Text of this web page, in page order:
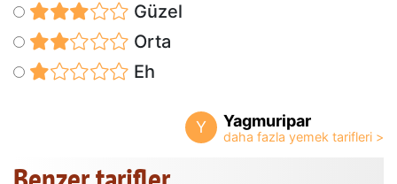
Güzel
Orta
Eh
Y Yagmuripar